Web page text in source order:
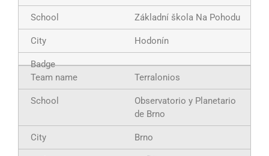
Základní škola Na Pohodu
Hodonín
Terralonios
Observatorio y Planetario
de Brno
Brno